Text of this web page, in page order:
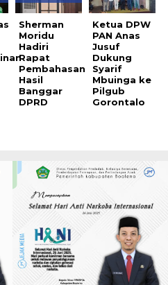
Sherman
Moridu
Hadiri
Rapat
Pembahasan
Hasil
Banggar
DPRD
Ketua DPW
PAN Anas
Jusuf
Dukung
Syarif
Mbuinga ke
Pilgub
Gorontalo